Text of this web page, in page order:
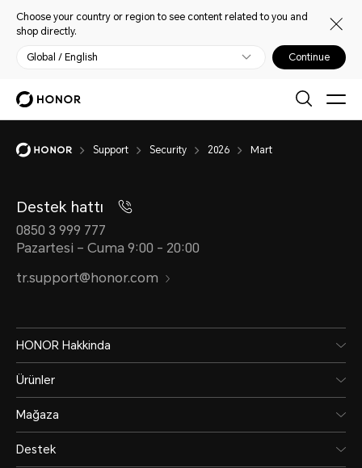
Choose your country or region to see content related to you and
shop directly.
Global / English Continue
Support Security 2026 Mart
Destek hattı
0850 3 999 777
Pazartesi – Cuma 9:00 - 20:00
tr.support@honor.com
HONOR Hakkinda
Ürünler
Mağaza
Destek